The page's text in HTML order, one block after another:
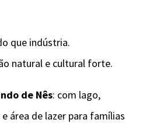
que indústria.
natural e cultural forte.
de Nês: com lago,
área de lazer para famílias